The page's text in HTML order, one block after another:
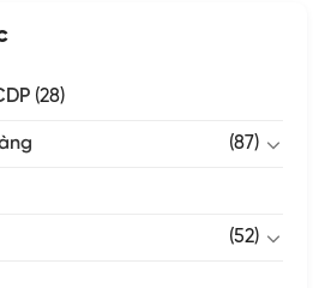
(28)
(87)
(52)